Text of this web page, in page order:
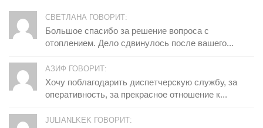
СВЕТЛАНА ГОВОРИТ:
Большое спасибо за решение вопроса с
отоплением. Дело сдвинулось после вашего...
АЗИФ ГОВОРИТ:
Хочу поблагодарить диспетчерскую службу, за
оперативность, за прекрасное отношение к...
JULIANLKEK ГОВОРИТ: